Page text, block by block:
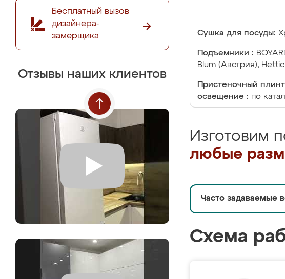
Бесплатный вызов
дизайнера-
замерщика
Отзывы наших клиентов
Сушка для посуды:
Подъемники :
Blum (Австрия),
Пристеночный
освещение : по
Изготовим
любые
Часто задаваемые
Схема